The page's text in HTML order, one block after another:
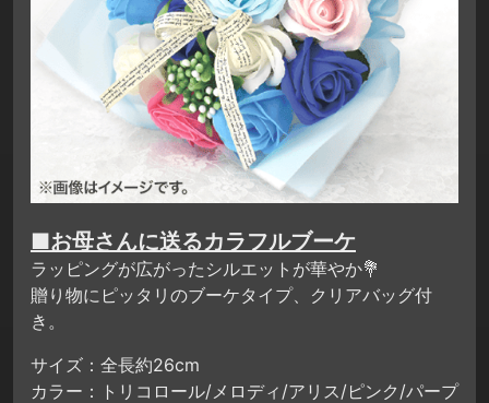
■お母さんに送るカラフルブーケ
ラッピングが広がったシルエットが華やか💐
贈り物にピッタリのブーケタイプ、クリアバッグ付
き。
サイズ：全長約26cm
カラー：トリコロール/メロディ/アリス/ピンク/パープ